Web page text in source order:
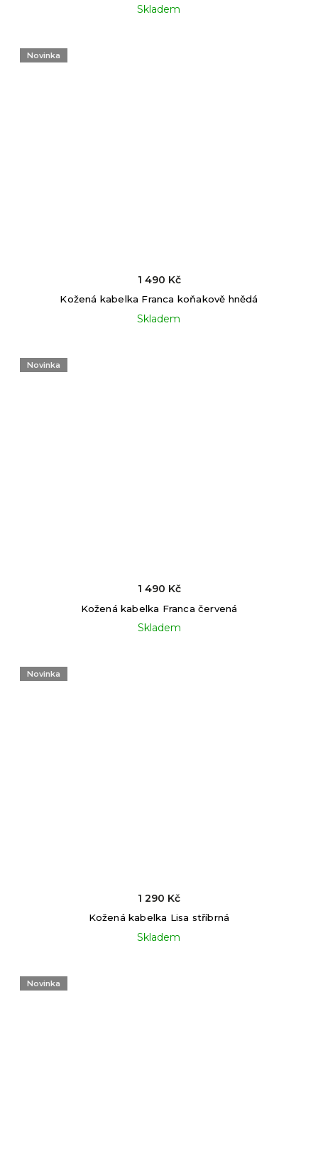
Skladem
Novinka
Kožená kabelka Franca koňakově hnědá
Skladem
1 490 Kč
Novinka
Kožená kabelka Franca červená
Skladem
1 490 Kč
Novinka
Kožená kabelka Lisa stříbrná
Skladem
1 290 Kč
Novinka